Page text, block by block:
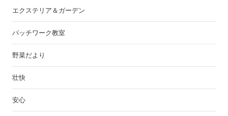
エクステリア＆ガーデン
パッチワーク教室
野菜だより
壮快
安心